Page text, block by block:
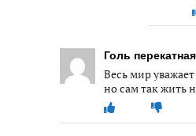
Голь перекатная
Весь мир
но сам так жить